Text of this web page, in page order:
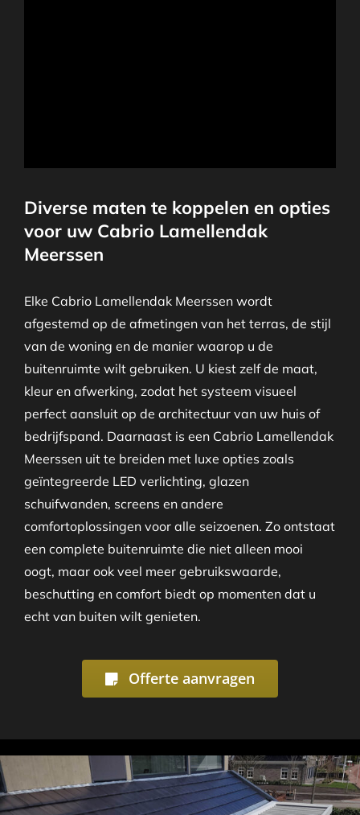
Diverse maten te koppelen en opties
voor uw Cabrio Lamellendak
Meerssen
Elke Cabrio Lamellendak Meerssen wordt
afgestemd op de afmetingen van het terras, de stijl
van de woning en de manier waarop u de
buitenruimte wilt gebruiken. U kiest zelf de maat,
kleur en afwerking, zodat het systeem visueel
perfect aansluit op de architectuur van uw huis of
bedrijfspand. Daarnaast is een Cabrio Lamellendak
Meerssen uit te breiden met luxe opties zoals
geïntegreerde LED verlichting, glazen
schuifwanden, screens en andere
comfortoplossingen voor alle seizoenen. Zo ontstaat
een complete buitenruimte die niet alleen mooi
oogt, maar ook veel meer gebruikswaarde,
beschutting en comfort biedt op momenten dat u
echt van buiten wilt genieten.
Offerte aanvragen